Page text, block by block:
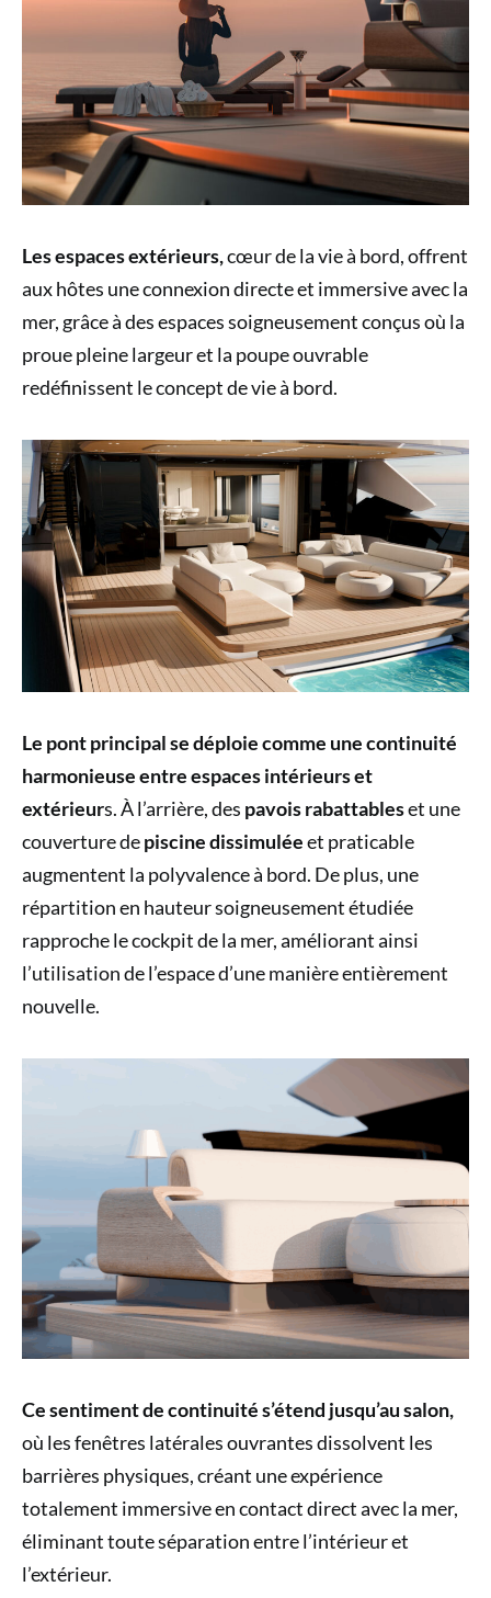
Les espaces extérieurs,cœur de la vie à bord, offrent
aux hôtes une connexion directe et immersive avec la
mer, grâce à des espaces soigneusement conçus où la
proue pleine largeur et la poupe ouvrable
redéfinissent le concept de vie à bord.
Le pont principal se déploie comme une continuité
harmonieuse entre espaces intérieurs et
extérieurs. À l’arrière, des pavois rabattableset une
couverture depiscine dissimuléeet praticable
augmentent la polyvalence à bord. De plus, une
répartition en hauteur soigneusement étudiée
rapproche le cockpit de la mer, améliorant ainsi
l’utilisation de l’espace d’une manière entièrement
nouvelle.
Ce sentiment de continuité s’étend jusqu’au salon,
où les fenêtres latérales ouvrantes dissolvent les
barrières physiques, créant une expérience
totalement immersive en contact direct avec la mer,
éliminant toute séparation entre l’intérieur et
l’extérieur.